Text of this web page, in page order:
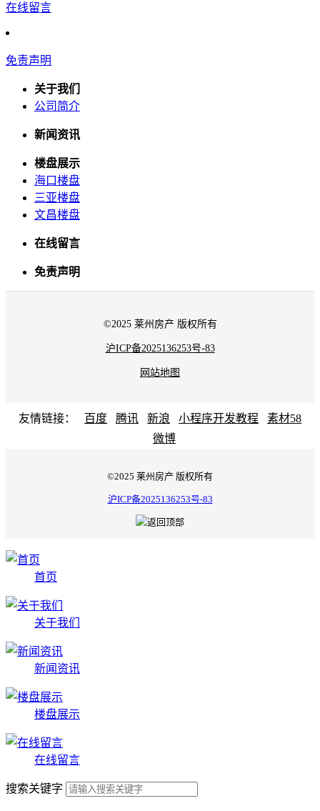
在线留言
免责声明
关于我们
公司简介
新闻资讯
楼盘展示
海口楼盘
三亚楼盘
文昌楼盘
在线留言
免责声明
©2025 莱州房产 版权所有
沪ICP备2025136253号-83
网站地图
友情链接： 百度 腾讯 新浪 小程序开发教程
素材58
微博
©2025 莱州房产 版权所有
沪ICP备2025136253号-83
首页
关于我们
新闻资讯
楼盘展示
在线留言
搜索关键字